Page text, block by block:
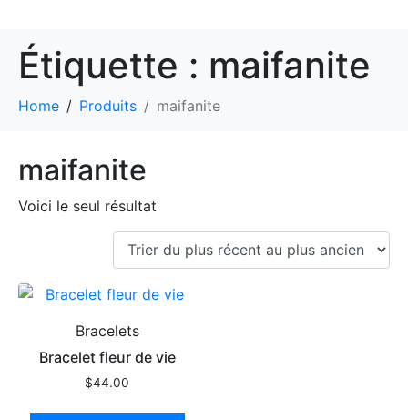
Étiquette : maifanite
Home Produits maifanite
maifanite
Voici le seul résultat
Bracelets
Bracelet fleur de vie
$44.00